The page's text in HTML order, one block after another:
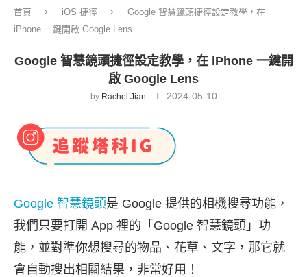
首頁 iOS 捷徑
Google 智慧鏡頭捷徑設定教學，在
iPhone 一鍵開啟 Google Lens
Google 智慧鏡頭捷徑設定教學，在 iPhone 一鍵開
啟 Google Lens
by Rachel Jian 2024-05-10
Google 智慧鏡頭是 Google 提供的相機搜尋功能，
我們只要打開 App 裡的「Google 智慧鏡頭」功
能，並對準你想搜尋的物品、花草、文字，那它就
會自動搜出相關結果，非常好用！